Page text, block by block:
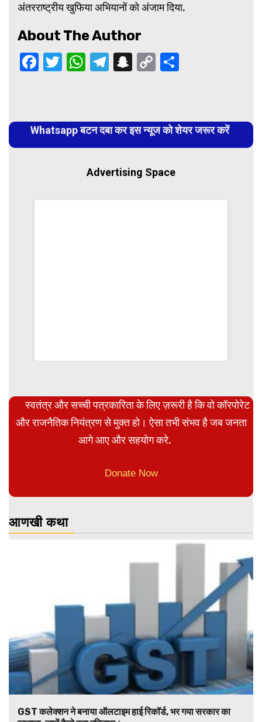
अंतरराष्ट्रीय खुफिया अभियानों को अंजाम दिया.
About The Author
Facebook
Twitter
WhatsApp
Telegram
Snapchat
Copy
Reading
Whatsapp बटन दबा कर इस न्यूज को शेयर जरूर करें
Advertising Space
स्वतंत्र और सच्ची पत्रकारिता के लिए ज़रूरी है कि वो कॉरपोरेट
और राजनैतिक नियंत्रण से मुक्त हो। ऐसा तभी संभव है जब जनता
आगे आए और सहयोग करे.
Donate Now
आणखी कथा
GST कलेक्शन ने बनाया ऑलटाइम हाई रिकॉर्ड, भर गया सरकार का